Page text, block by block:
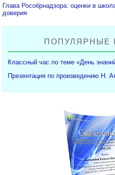
Глава Рособрнадзора: оценки в
доверия
ПОПУЛЯРНЫЕ
Классный час по теме «День
Презентация по произведению Н.